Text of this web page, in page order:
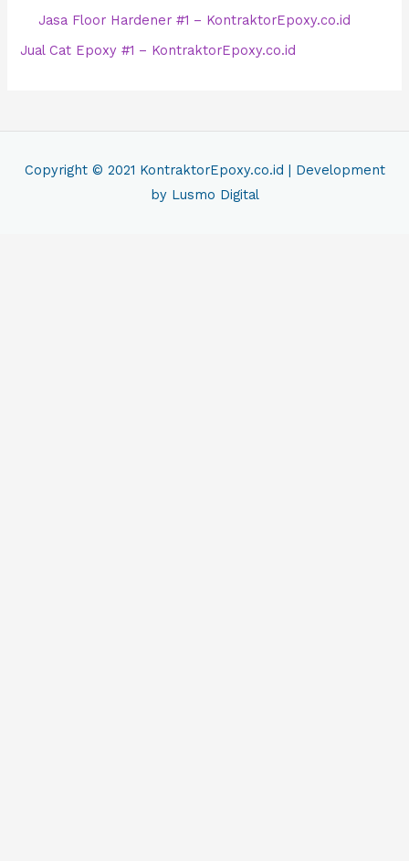
Jasa Floor Hardener #1 – KontraktorEpoxy.co.id
Jual Cat Epoxy #1 – KontraktorEpoxy.co.id
Copyright © 2021 KontraktorEpoxy.co.id | Development
by Lusmo Digital